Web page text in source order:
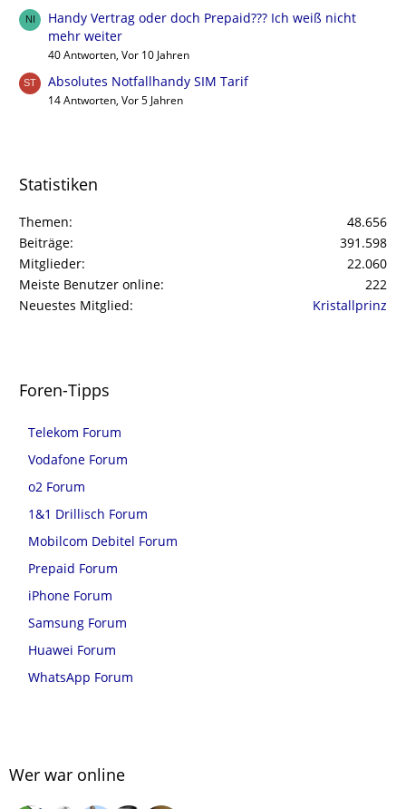
Handy Vertrag oder doch Prepaid??? Ich weiß nicht
mehr weiter
40 Antworten, Vor 10 Jahren
Absolutes Notfallhandy SIM Tarif
14 Antworten, Vor 5 Jahren
Statistiken
Themen
48.656
Beiträge
391.598
Mitglieder
22.060
Meiste Benutzer online
222
Neuestes Mitglied
Kristallprinz
Foren-Tipps
Telekom Forum
Vodafone Forum
o2 Forum
1&1 Drillisch Forum
Mobilcom Debitel Forum
Prepaid Forum
iPhone Forum
Samsung Forum
Huawei Forum
WhatsApp Forum
Wer war online